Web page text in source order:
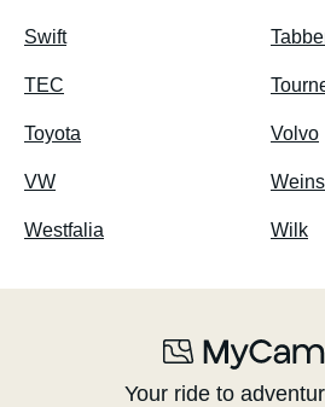
Swift
TEC
Toyota Volvo
VW
Westfalia Wilk
Your ride to